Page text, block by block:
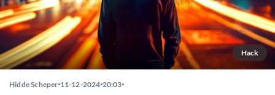
Hack
Hidde Scheper 11-12-2024 20:03